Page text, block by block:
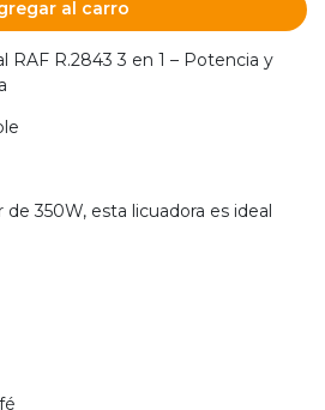
al carro
RAF R.2843 3 en 1 – Potencia y
350W, esta licuadora es ideal